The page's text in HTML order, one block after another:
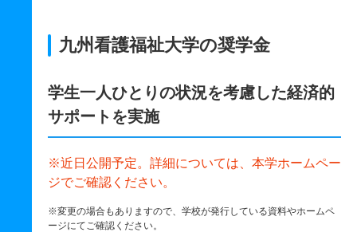
九州看護福祉大学の奨学金
学生一人ひとりの状況を考慮した経済的
サポートを実施
※近日公開予定。詳細については、本学ホームペー
ジでご確認ください。
※変更の場合もありますので、学校が発行している資料やホームペ
ージにてご確認ください。